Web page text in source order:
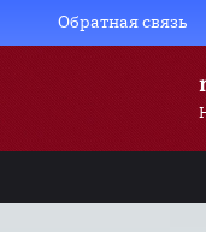
to
Обратная связь